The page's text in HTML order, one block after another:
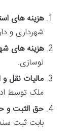
هزینه های
شهرداری و
هزینه های
نوسازی.
مالیات نقل
ملک توسط
حق الثبت و
بابت ثبت